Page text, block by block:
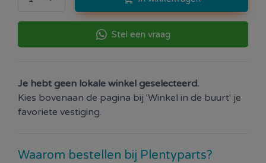
Stel een vraag
Je hebt geen lokale winkel geselecteerd.
Kies bovenaan de pagina bij 'Winkel in de buurt' je
favoriete vestiging.
Waarom bestellen bij Plentyparts?